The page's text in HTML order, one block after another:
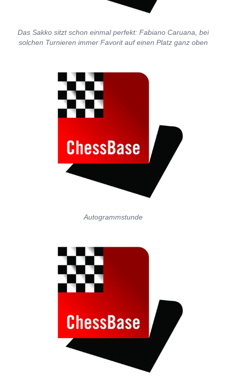
Das Sakko sitzt schon einmal perfekt: Fabiano Caruana, bei
solchen Turnieren immer Favorit auf einen Platz ganz oben
Autogrammstunde